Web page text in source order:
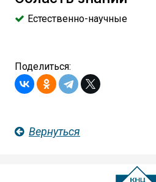
Естественно-научные
Поделиться:
Вернуться